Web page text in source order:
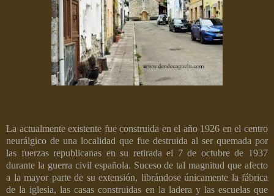
La actualmente existente fue construida en el año 1926 en el centro
neurálgico de una localidad que fue destruida al ser quemada por
las fuerzas republicanas en su retirada el 7 de octubre de 1937
durante la guerra civil española. Suceso de tal magnitud que afecto
a la mayor parte de su extensión, librándose únicamente la fábrica
de la iglesia, las casas construidas en la ladera y las escuelas que